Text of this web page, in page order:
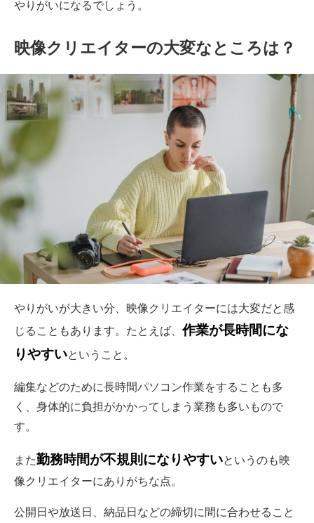
やりがいになるでしょう。
映像クリエイターの大変なところは？
やりがいが大きい分、映像クリエイターには大変だと感
じることもあります。たとえば、作業が長時間にな
りやすいということ。
編集などのために長時間パソコン作業をすることも多
く、身体的に負担がかかってしまう業務も多いもので
す。
また勤務時間が不規則になりやすいというのも映
像クリエイターにありがちな点。
公開日や放送日、納品日などの締切に間に合わせること